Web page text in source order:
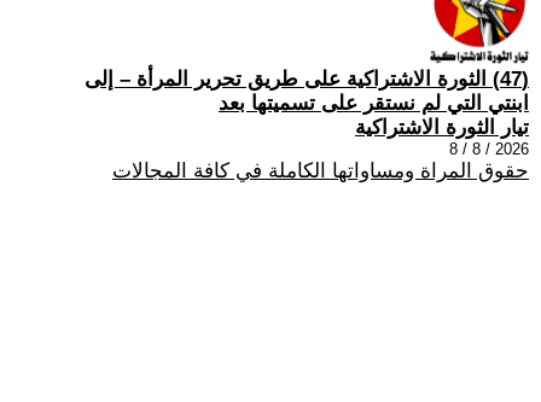
(47) الثورة الاشتراكية على طريق تحرير المرأة – إلى
ابنتي التي لم نستقر على تسميتها بعد
تيار الثورة الاشتراكية
2026 / 8 / 8
حقوق المراة ومساواتها الكاملة في كافة المجالات